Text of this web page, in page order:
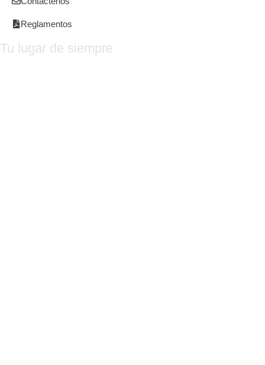
Reglamentos
Tu lugar de siempre